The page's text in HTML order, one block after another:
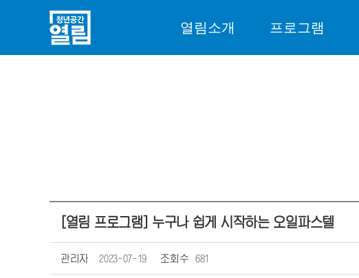
열림소개 프로그램
[열림 프로그램] 누구나 쉽게 시작하는 오일파스텔
관리자 2023-07-19 조회수 681